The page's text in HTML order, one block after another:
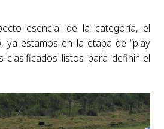
esencial de la categoría, el
ya estamos en la etapa de “play
clasificados listos para definir el